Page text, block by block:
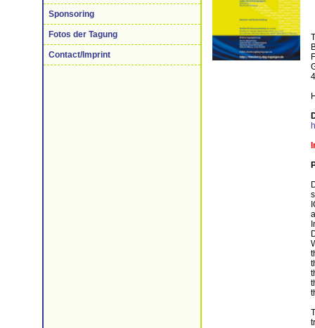
Sponsoring
Fotos der Tagung
Contact/Imprint